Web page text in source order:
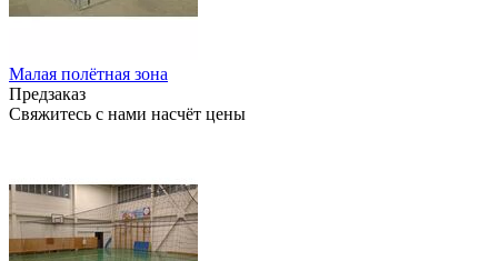
Малая полётная зона
Предзаказ
Свяжитесь с нами насчёт цены